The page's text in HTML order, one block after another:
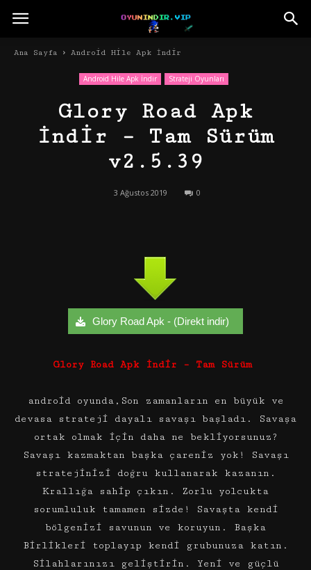
Ana Sayfa Android Hile Apk İndir
Android Hile Apk İndir Strateji Oyunları
Glory Road Apk
İndir – Tam Sürüm
v2.5.39
3 Ağustos 2019 0
Glory Road Apk - (Direkt indir)
Glory Road Apk İndir – Tam Sürüm
android oyunda,Son zamanların en büyük ve
devasa strateji dayalı savaşı başladı. Savaşa
ortak olmak için daha ne bekliyorsunuz?
Savaşı kazmaktan başka çareniz yok! Savaşı
stratejinizi doğru kullanarak kazanın.
Krallığa sahip çıkın. Zorlu yolcukta
sorumluluk tamamen sizde! Savaşta kendi
bölgenizi savunun ve koruyun. Başka
Birlikleri toplayıp kendi grubunuza katın.
Silahlarınızı geliştirin. Yeni ve güçlü